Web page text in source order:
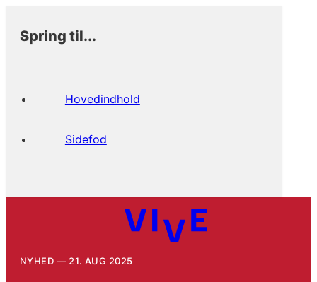
Spring til...
Hovedindhold
Sidefod
NYHED 21. AUG 2025